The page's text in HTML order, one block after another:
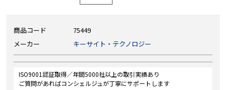
商品コード
75449
メーカー
キーサイト・テクノロジー
ISO9001認証取得／年間5000社以上の取引実績あり
ご質問があればコンシェルジュが丁寧にサポートします